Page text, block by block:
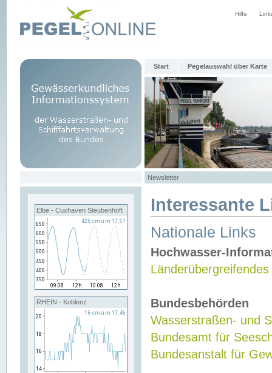
Hilfe
Start Pegelauswahl über Karte
Newsletter
Elbe - Cuxhaven Steubenhöft
RHEIN - Koblenz
Interessante
Nationale Links
Hochwasser-
Bundesbehörden
Wasserstraßen- und
Bundesamt für
Bundesanstalt für